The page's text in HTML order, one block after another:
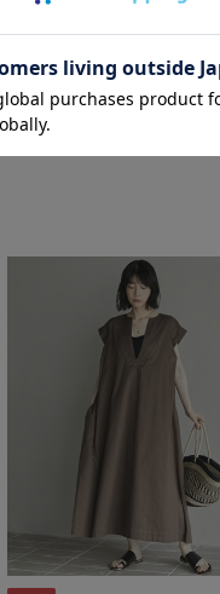
ロストノースリワンピース
￥4,730
￥9,460